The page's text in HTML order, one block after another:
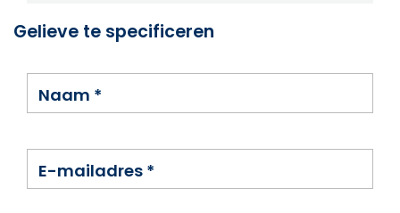
Gelieve te specificeren
Naam *
E-mailadres *